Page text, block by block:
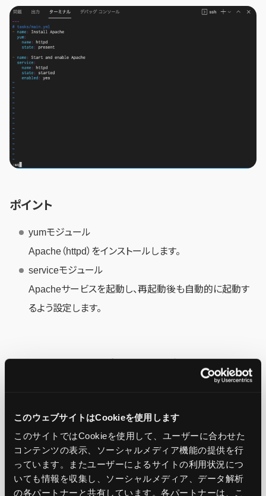
このウェブサイトはCookieを使用します
このサイトではCookieを使用して、ユーザーに合わせた
コンテンツの表示、ソーシャルメディア機能の提供を行
っています。またユーザーによるサイトの利用状況につ
いても情報を収集し、ソーシャルメディア、データ解析
の各パートナーと共有しています。各パートナーは、こ
ポイント
yumモジュール
Apache（httpd）をインストールします。
serviceモジュール
Apacheサービスを起動し、再起動後も自動的に起動す
るよう設定します。
Roles内でテンプレートを追加する
ページを動的に生成します。templates/index.html.j2 を作
成します。
touch templates/index.html.j2